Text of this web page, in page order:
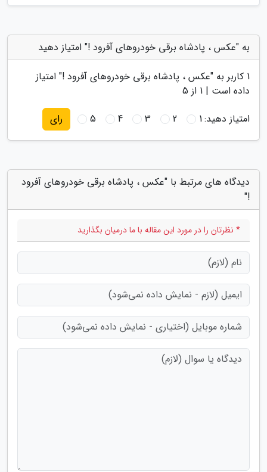
به "عکس ، پادشاه برقی خودروهای آفرود !" امتیاز دهید
1 کاربر به "عکس ، پادشاه برقی خودروهای آفرود !" امتیاز
داده است | 1 از 5
امتیاز دهید:1
2
3
4
5 رای
دیدگاه های مرتبط با "عکس ، پادشاه برقی خودروهای آفرود
!"
* نظرتان را در مورد این مقاله با ما درمیان بگذارید